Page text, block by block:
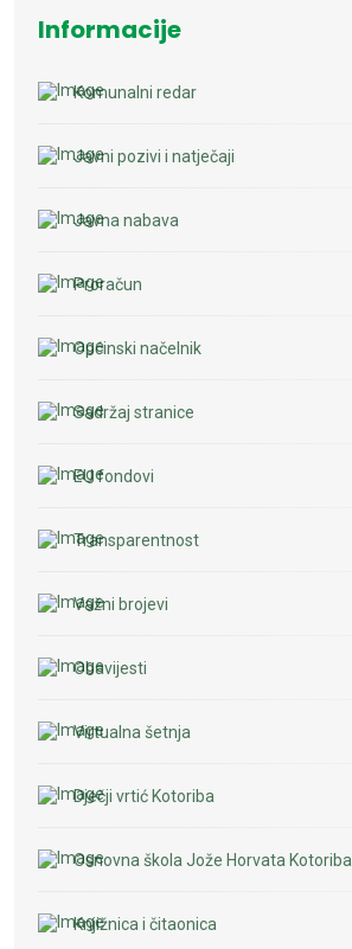
Informacije
Komunalni redar
Javni pozivi i natječaji
Javna nabava
Proračun
Općinski načelnik
Sadržaj stranice
EU fondovi
Transparentnost
Važni brojevi
Obavijesti
Virtualna šetnja
Dječji vrtić Kotoriba
Osnovna škola Jože Horvata Kotoriba
Knjižnica i čitaonica